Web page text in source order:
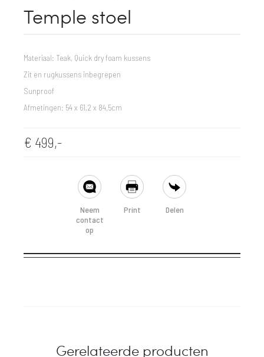
Temple stoel
Materiaal: Teak, Quick dry foam kussens
Zit en rugkussens inbegrepen
Sunproof
Afmetingen: 54 x 61,2 x 84,5cm
€ 499,-
Neem
contact
op
Print Delen
Gerelateerde producten